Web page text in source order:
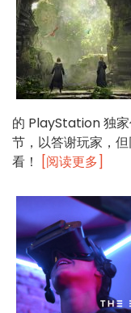
的 PlayStation 独
节，以答谢玩家，
看！
[阅读更多]